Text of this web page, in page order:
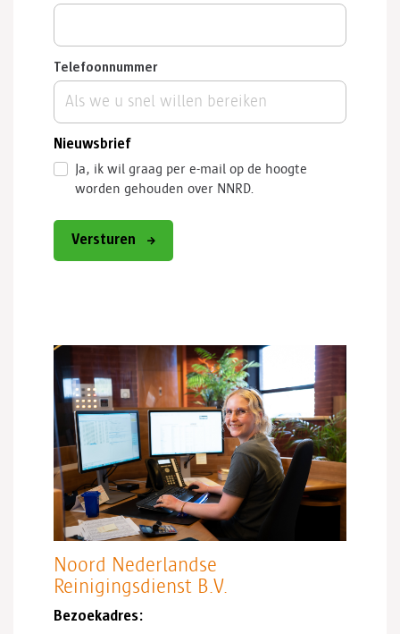
Telefoonnummer
Nieuwsbrief
Ja, ik wil graag per e-mail op de hoogte
worden gehouden over NNRD.
Versturen
Noord Nederlandse
Reinigingsdienst B.V.
Bezoekadres: